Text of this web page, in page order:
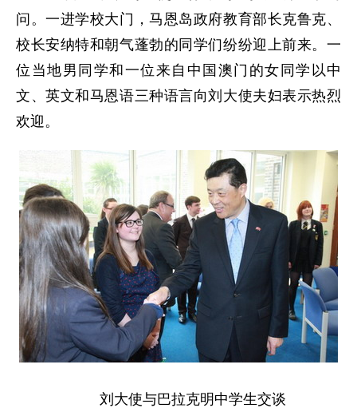
问。一进学校大门，马恩岛政府教育部长克鲁克、
校长安纳特和朝气蓬勃的同学们纷纷迎上前来。一
位当地男同学和一位来自中国澳门的女同学以中
文、英文和马恩语三种语言向刘大使夫妇表示热烈
欢迎。
刘大使与巴拉克明中学生交谈